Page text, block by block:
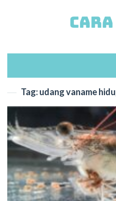
Tag:udang vaname